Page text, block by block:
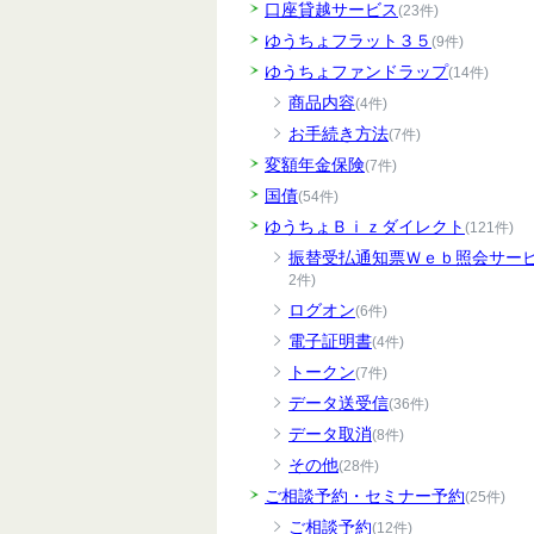
口座貸越サービス(23件)
ゆうちょフラット３５ (9件)
ゆうちょファンドラップ(14件)
商品内容(4件)
お手続き方法(7件)
変額年金保険(7件)
国債(54件)
ゆうちょＢｉｚダイレクト (121件)
振替受払通知票Ｗｅｂ照会サー
2件)
ログオン(6件)
電子証明書(4件)
トークン(7件)
データ送受信(36件)
データ取消(8件)
その他(28件)
ご相談予約・セミナー予約(25件)
ご相談予約(12件)